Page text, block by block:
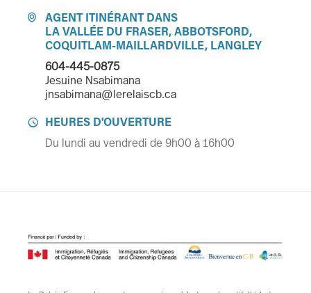

AGENT ITINÉRANT DANS
LA VALLÉE DU FRASER, ABBOTSFORD,
COQUITLAM-MAILLARDVILLE, LANGLEY
604-445-0875
Jesuine Nsabimana
jnsabimana@lerelaiscb.ca

HEURES D'OUVERTURE
Du lundi au vendredi de 9h00 à 16h00